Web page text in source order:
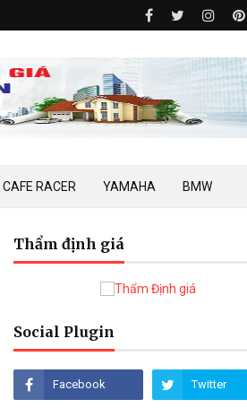
CAFE RACER YAMAHA BMW
Thẩm định giá
Social Plugin